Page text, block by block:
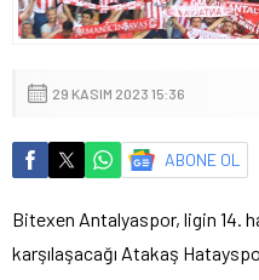
29 KASIM 2023 15:36
ABONE OL
Bitexen Antalyaspor, ligin 14.
karşılaşacağı Atakaş